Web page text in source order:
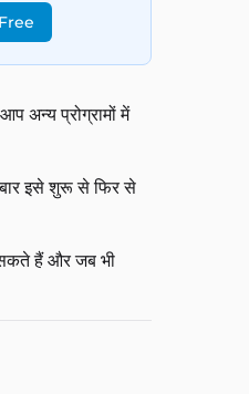
अन्य प्रोग्रामों में
इसे शुरू से फिर से
हैं और जब भी